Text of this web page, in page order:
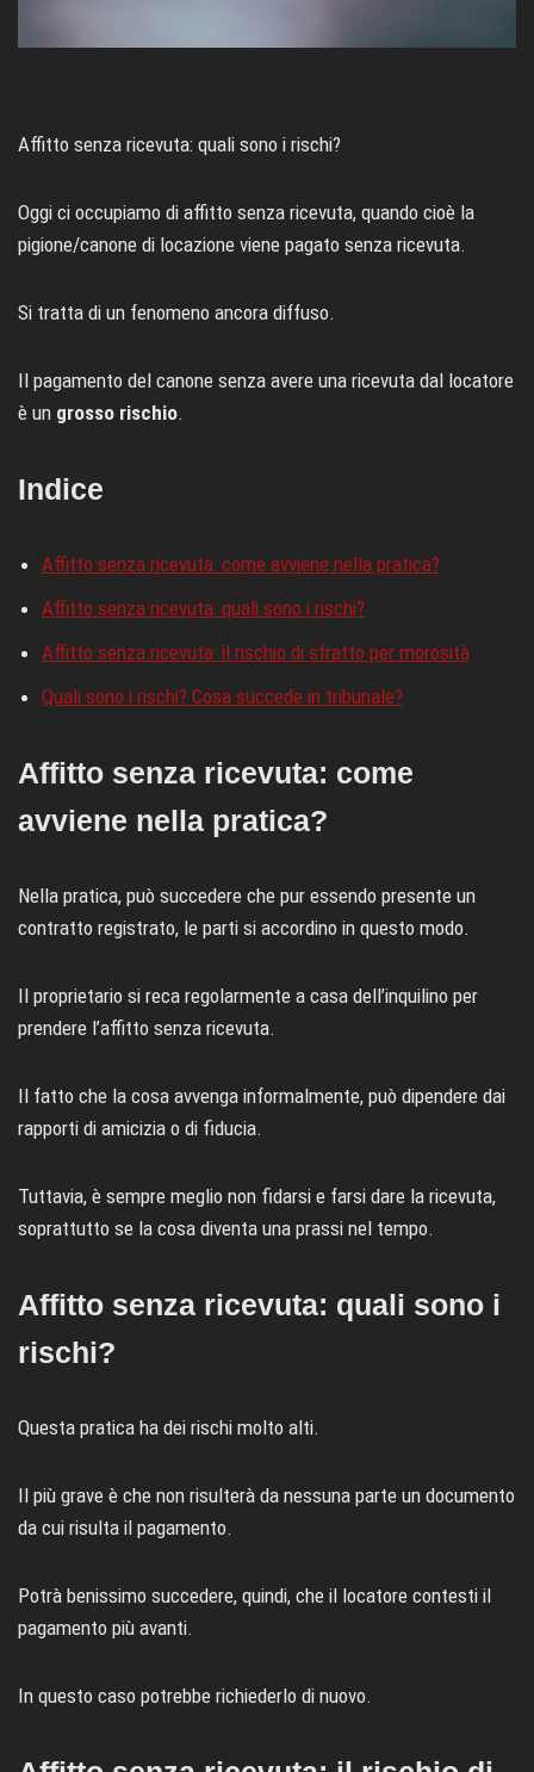
Affitto senza ricevuta: quali sono i rischi?
Oggi ci occupiamo di affitto senza ricevuta, quando cioè la
pigione/canone di locazione viene pagato senza ricevuta.
Si tratta di un fenomeno ancora diffuso.
Il pagamento del canone senza avere una ricevuta dal locatore
è un grosso rischio.
Indice
Affitto senza ricevuta: come avviene nella pratica?
Affitto senza ricevuta: quali sono i rischi?
Affitto senza ricevuta: il rischio di sfratto per morosità
Quali sono i rischi? Cosa succede in tribunale?
Affitto senza ricevuta: come
avviene nella pratica?
Nella pratica, può succedere che pur essendo presente un
contratto registrato, le parti si accordino in questo modo.
Il proprietario si reca regolarmente a casa dell’inquilino per
prendere l’affitto senza ricevuta.
Il fatto che la cosa avvenga informalmente, può dipendere dai
rapporti di amicizia o di fiducia.
Tuttavia, è sempre meglio non fidarsi e farsi dare la ricevuta,
soprattutto se la cosa diventa una prassi nel tempo.
Affitto senza ricevuta: quali sono i
rischi?
Questa pratica ha dei rischi molto alti.
Il più grave è che non risulterà da nessuna parte un documento
da cui risulta il pagamento.
Potrà benissimo succedere, quindi, che il locatore contesti il
pagamento più avanti.
In questo caso potrebbe richiederlo di nuovo.